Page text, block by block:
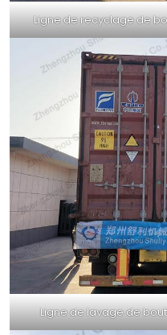
Ligne de recyclage de
Ligne de lavage de